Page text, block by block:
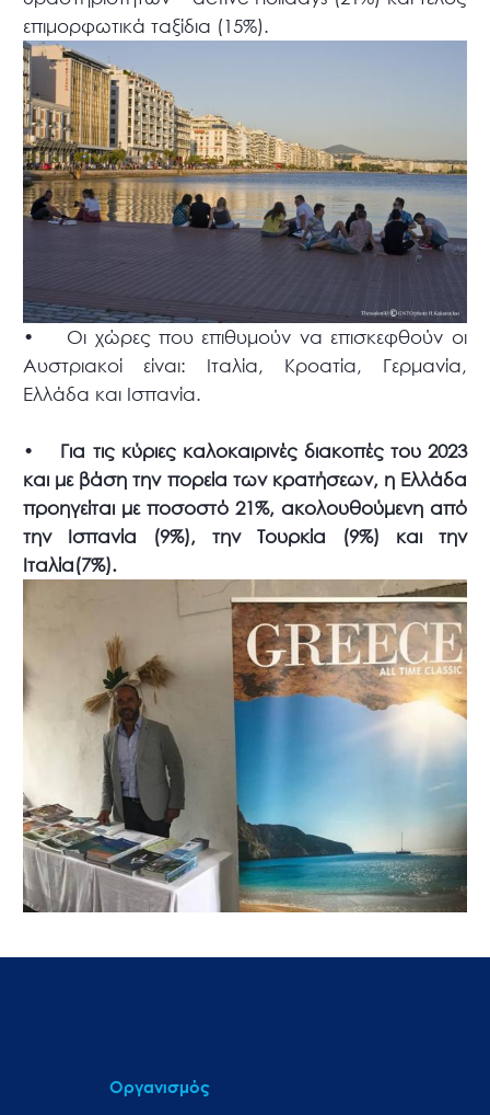
επιμορφωτικά ταξίδια (15%).
• Οι χώρες που επιθυμούν να επισκεφθούν οι
Αυστριακοί είναι: Ιταλία, Κροατία, Γερμανία,
Ελλάδα και Ισπανία.
•
Για τις κύριες καλοκαιρινές διακοπές του 2023
και με βάση την πορεία των κρατήσεων, η Ελλάδα
προηγείται με ποσοστό 21%, ακολουθούμενη από
την Ισπανία (9%), την Τουρκία (9%) και την
Ιταλία(7%).
Οργανισμός